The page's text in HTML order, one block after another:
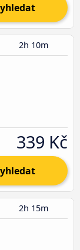
2h 10m
339 Kč
2h 15m